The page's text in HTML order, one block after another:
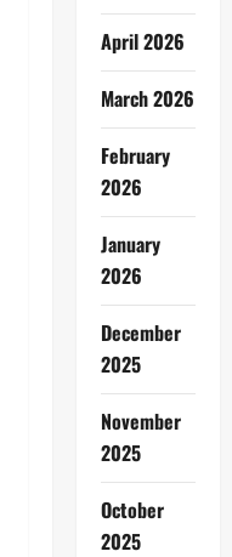
April 2026
March 2026
February
2026
January
2026
December
2025
November
2025
October
2025